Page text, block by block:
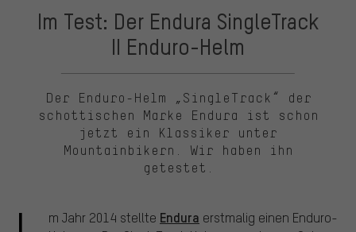
Im Test: Der Endura SingleTrack
II Enduro-Helm
Der Enduro-Helm „SingleTrack“ der
schottischen Marke Endura ist schon
jetzt ein Klassiker unter
Mountainbikern. Wir haben ihn
getestet.
m Jahr 2014 stellte Endura erstmalig einen Enduro-